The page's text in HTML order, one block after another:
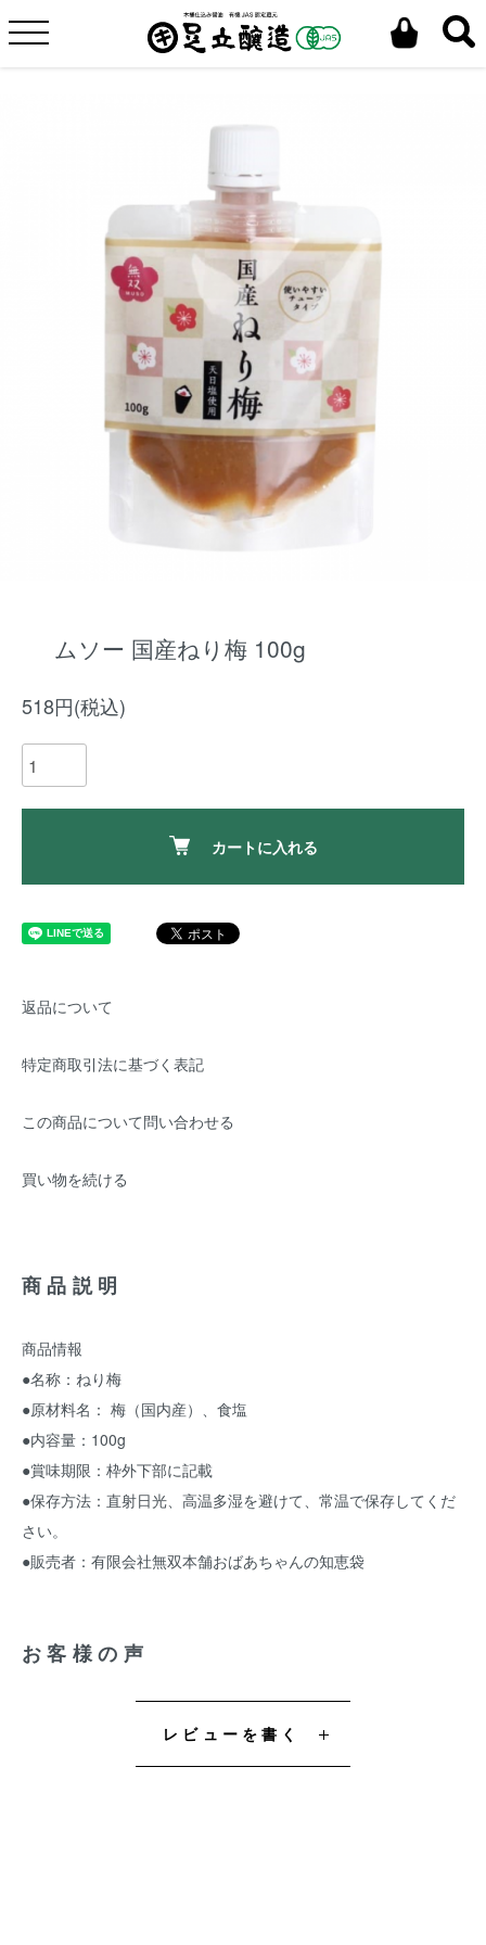
ホーム
ムソー 国産ねり梅 100g
518円(税込)
カートに入れる
返品について
特定商取引法に基づく表記
この商品について問い合わせる
買い物を続ける
商品説明
商品情報
●名称：ねり梅
●原材料名： 梅（国内産）、食塩
●内容量：100g
●賞味期限：枠外下部に記載
●保存方法：直射日光、高温多湿を避けて、常温で保存してくだ
さい。
●販売者：有限会社無双本舗おばあちゃんの知恵袋
お客様の声
レビューを書く